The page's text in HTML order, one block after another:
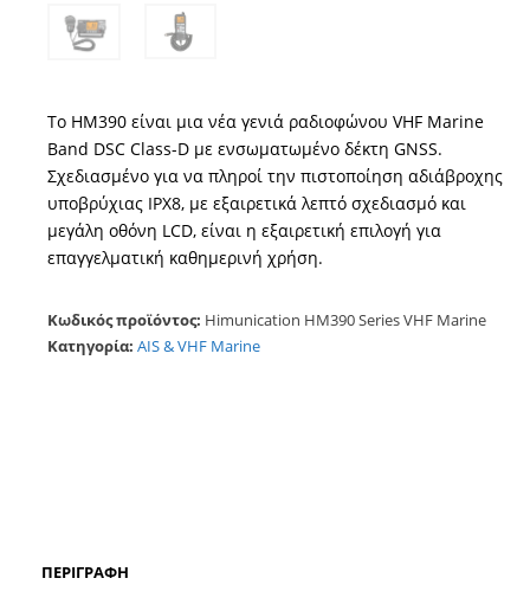
Το HM390 είναι μια νέα γενιά ραδιοφώνου VHF Marine
Band DSC Class-D με ενσωματωμένο δέκτη GNSS.
Σχεδιασμένο για να πληροί την πιστοποίηση αδιάβροχης
υποβρύχιας IPX8, με εξαιρετικά λεπτό σχεδιασμό και
μεγάλη οθόνη LCD, είναι η εξαιρετική επιλογή για
επαγγελματική καθημερινή χρήση.
Κωδικός προϊόντος: Himunication HM390 Series VHF Marine
Κατηγορία: AIS & VHF Marine
ΠΕΡΙΓΡΑΦΉ